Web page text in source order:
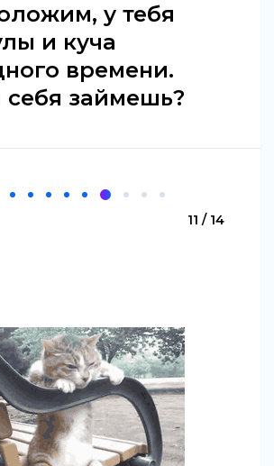
у тебя
и куча
времени.
займешь?
11 / 14